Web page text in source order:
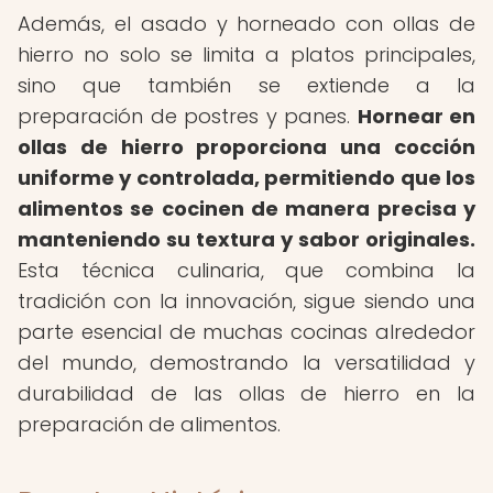
Además, el asado y horneado con ollas de
hierro no solo se limita a platos principales,
sino que también se extiende a la
preparación de postres y panes. Hornear en
ollas de hierro proporciona una cocción
uniforme y controlada, permitiendo que los
alimentos se cocinen de manera precisa y
manteniendo su textura y sabor originales.
Esta técnica culinaria, que combina la
tradición con la innovación, sigue siendo una
parte esencial de muchas cocinas alrededor
del mundo, demostrando la versatilidad y
durabilidad de las ollas de hierro en la
preparación de alimentos.